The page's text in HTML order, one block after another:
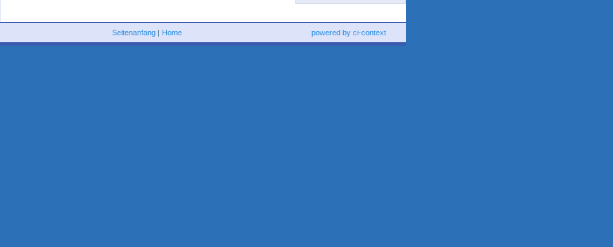
Seitenanfang | Home powered by ci-context